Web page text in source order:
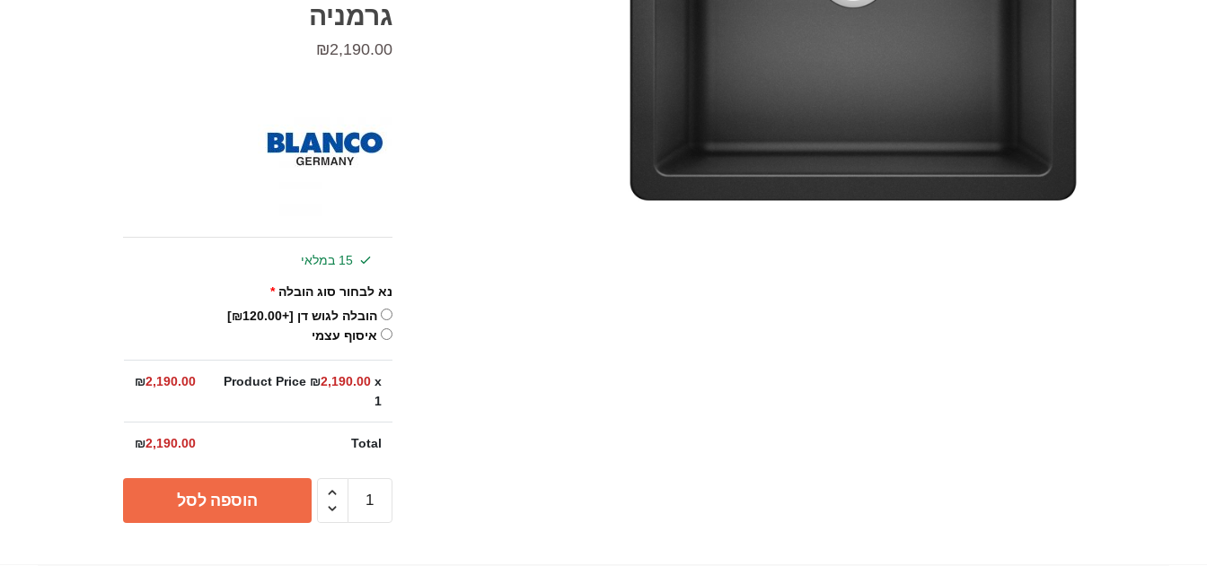
גרמניה
₪2,190.00
15 במלאי
נא לבחור סוג הובלה *
הובלה לגוש דן [+₪120.00]
איסוף עצמי
Product Price ₪2,190.00x
1
₪2,190.00
Total
₪2,190.00
הוספה לסל